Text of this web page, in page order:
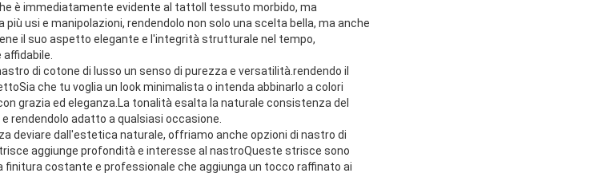
è immediatamente evidente al tattoIl tessuto morbido, ma
usi e manipolazioni, rendendolo non solo una scelta bella, ma anche
il suo aspetto elegante e l'integrità strutturale nel tempo,
di cotone di lusso un senso di purezza e versatilità.rendendo il
che tu voglia un look minimalista o intenda abbinarlo a colori
grazia ed eleganza.La tonalità esalta la naturale consistenza del
rendendolo adatto a qualsiasi occasione.
deviare dall'estetica naturale, offriamo anche opzioni di nastro di
aggiunge profondità e interesse al nastroQueste strisce sono
costante e professionale che aggiunga un tocco raffinato ai